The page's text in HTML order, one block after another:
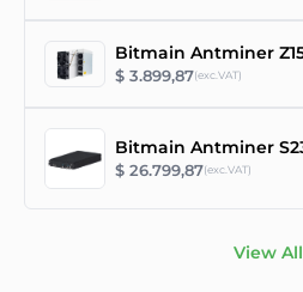
$ 3.899,87(exc.VAT)
$ 26.799,87(exc.VAT)
View All